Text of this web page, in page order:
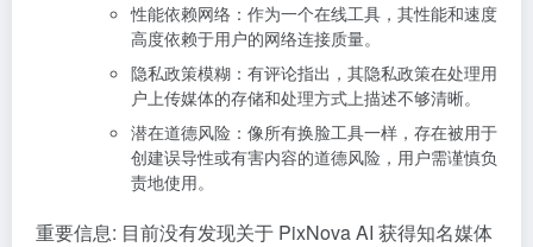
性能依赖网络：作为一个在线工具，其性能和速度
高度依赖于用户的网络连接质量。
隐私政策模糊：有评论指出，其隐私政策在处理用
户上传媒体的存储和处理方式上描述不够清晰。
潜在道德风险：像所有换脸工具一样，存在被用于
创建误导性或有害内容的道德风险，用户需谨慎负
责地使用。
重要信息: 目前没有发现关于 PixNova AI 获得知名媒体